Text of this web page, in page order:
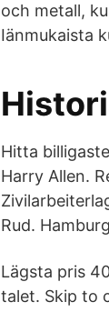
och metall,
Iänmukaista
Hitta
Harry Allen.
Rud.
Lägsta pris
talet. Skip to